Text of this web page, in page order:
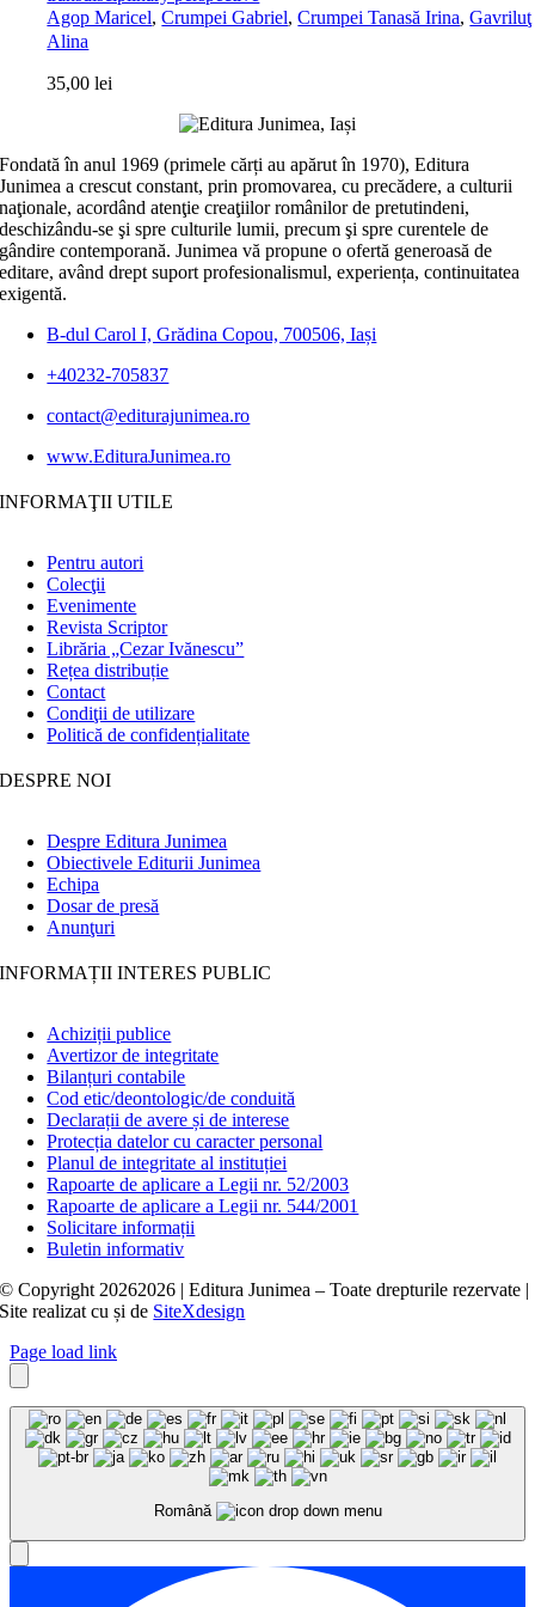
Agop Maricel,Crumpei Gabriel,Crumpei Tanasă Irina,Gavriluţ
Alina
35,00lei
Fondată în anul 1969 (primele cărți au apărut în 1970), Editura
Junimea a crescut constant, prin promovarea, cu precădere, a culturii
naţionale, acordând atenţie creaţiilor românilor de pretutindeni,
deschizându-se şi spre culturile lumii, precum şi spre curentele de
gândire contemporană. Junimea vă propune o ofertă generoasă de
editare, având drept suport profesionalismul, experiența, continuitatea
exigentă.
B-dul Carol I, Grădina Copou, 700506, Iași
+40232-705837
contact@editurajunimea.ro
www.EdituraJunimea.ro
INFORMAŢII UTILE
Pentru autori
Colecţii
Evenimente
Revista Scriptor
Librăria „Cezar Ivănescu”
Rețea distribuție
Contact
Condiţii de utilizare
Politică de confidențialitate
DESPRE NOI
Despre Editura Junimea
Obiectivele Editurii Junimea
Echipa
Dosar de presă
Anunţuri
INFORMAȚII INTERES PUBLIC
Achiziții publice
Avertizor de integritate
Bilanțuri contabile
Cod etic/deontologic/de conduită
Declarații de avere și de interese
Protecția datelor cu caracter personal
Planul de integritate al instituției
Rapoarte de aplicare a Legii nr. 52/2003
Rapoarte de aplicare a Legii nr. 544/2001
Solicitare informații
Buletin informativ
© Copyright 20262026 | Editura Junimea – Toate drepturile rezervate |
Site realizat cușide SiteXdesign
Page load link
Română